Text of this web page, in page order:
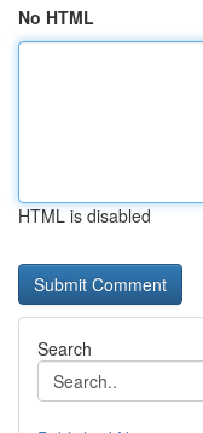
No HTML
HTML is disabled
Search